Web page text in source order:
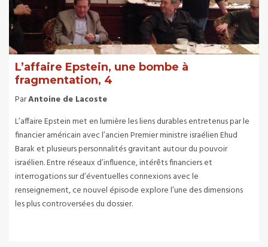
L’affaire Epstein, une bombe à
fragmentation, 4
ParAntoine de Lacoste
L’affaire Epstein met en lumière les liens durables entretenus par le
financier américain avec l’ancien Premier ministre israélien Ehud
Barak et plusieurs personnalités gravitant autour du pouvoir
israélien. Entre réseaux d’influence, intérêts financiers et
interrogations sur d’éventuelles connexions avec le
renseignement, ce nouvel épisode explore l’une des dimensions
les plus controversées du dossier.